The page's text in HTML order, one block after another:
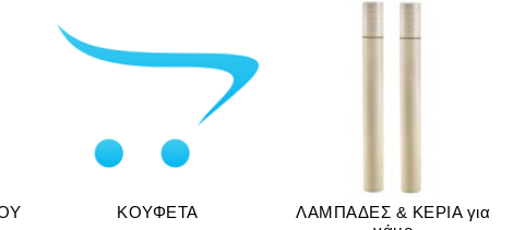
ΚΟΥΦΕΤΑ
ΛΑΜΠΑΔΕΣ & ΚΕΡΙΑ για